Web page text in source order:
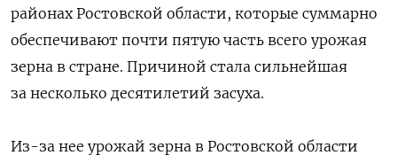
районах Ростовской области, которые суммарно
обеспечивают почти пятую часть всего урожая
зерна в стране. Причиной стала сильнейшая
за несколько десятилетий засуха.
Из-за нее урожай зерна в Ростовской области